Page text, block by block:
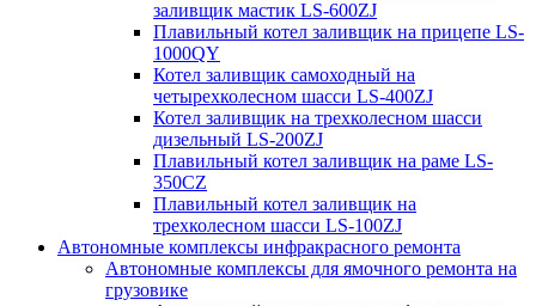
заливщик мастик LS-600ZJ
Плавильный котел заливщик на прицепе LS-
1000QY
Котел заливщик самоходный на
четырехколесном шасси LS-400ZJ
Котел заливщик на трехколесном шасси
дизельный LS-200ZJ
Плавильный котел заливщик на раме LS-
350CZ
Плавильный котел заливщик на
трехколесном шасси LS-100ZJ
Автономные комплексы инфракрасного ремонта
Автономные комплексы для ямочного ремонта на
грузовике